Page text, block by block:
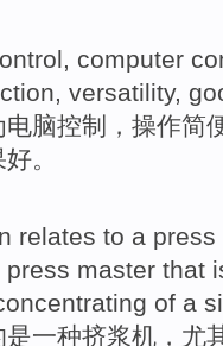
computer
versatility,
电脑控制 ， 操作简
好。
relates to a
press master that
of a
是一种挤浆机， 尤